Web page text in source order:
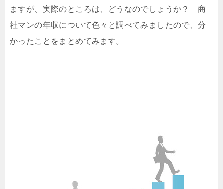
ますが、実際のところは、どうなのでしょうか？ 商
社マンの年収について色々と調べてみましたので、分
かったことをまとめてみます。